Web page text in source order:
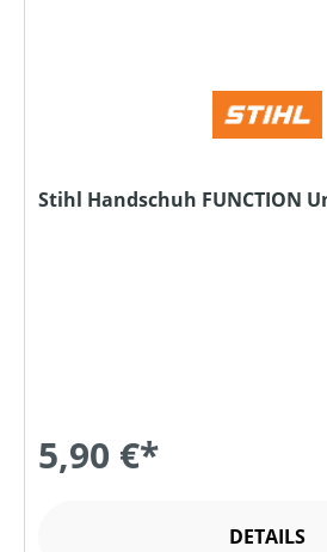
Stihl Handschuh FUNCTION
5,90 €*
DETAILS